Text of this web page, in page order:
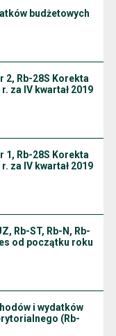
budżetowych
2, Rb-28S Korekta
za IV kwartał 2019
1, Rb-28S Korekta
za IV kwartał 2019
Rb-ST, Rb-N, Rb-
od początku roku
i wydatków
(Rb-